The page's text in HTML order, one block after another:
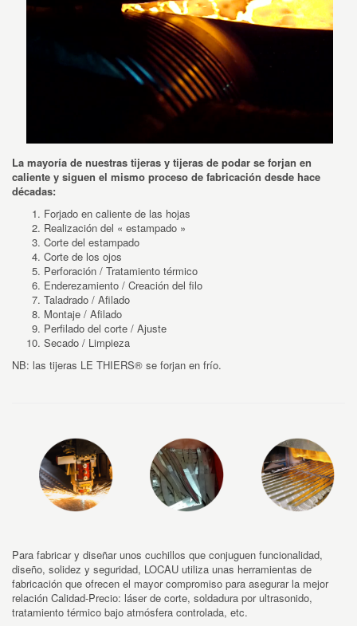
La mayoría de nuestras tijeras y tijeras de podar se forjan en
caliente y siguen el mismo proceso de fabricación desde hace
décadas:
Forjado en caliente de las hojas
Realización del « estampado »
Corte del estampado
Corte de los ojos
Perforación / Tratamiento térmico
Enderezamiento / Creación del filo
Taladrado / Afilado
Montaje / Afilado
Perfilado del corte / Ajuste
Secado / Limpieza
NB: las tijeras LE THIERS® se forjan en frío.
Para fabricar y diseñar unos cuchillos que conjuguen funcionalidad,
diseño, solidez y seguridad, LOCAU utiliza unas herramientas de
fabricación que ofrecen el mayor compromiso para asegurar la mejor
relación Calidad-Precio: láser de corte, soldadura por ultrasonido,
tratamiento térmico bajo atmósfera controlada, etc.